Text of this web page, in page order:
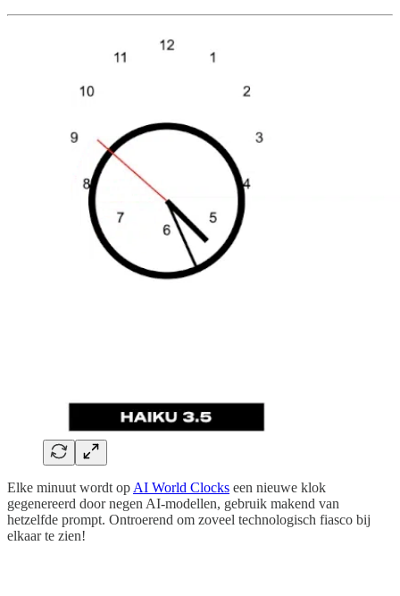
Elke minuut wordt op AI World Clocks een nieuwe klok
gegenereerd door negen AI-modellen, gebruik makend van
hetzelfde prompt. Ontroerend om zoveel technologisch fiasco bij
elkaar te zien!